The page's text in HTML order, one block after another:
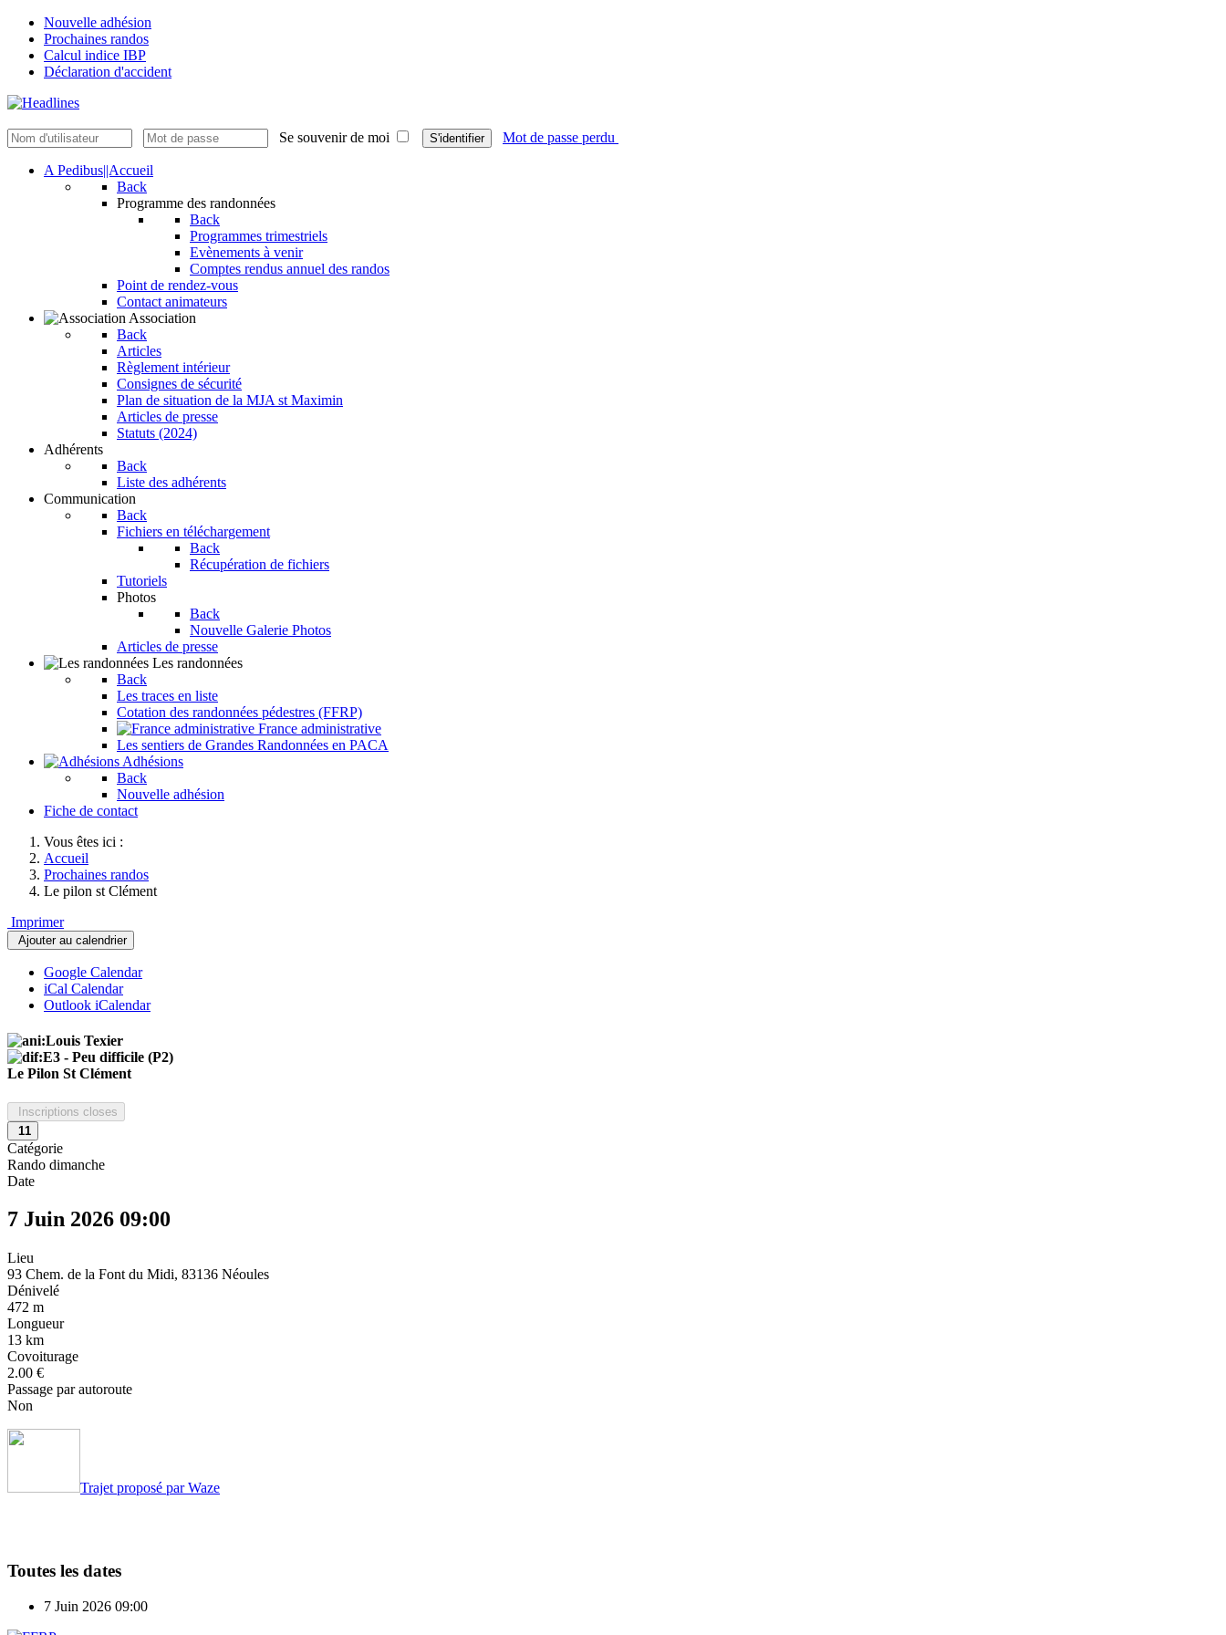
Nouvelle adhésion
Prochaines randos
Calcul indice IBP
Déclaration d'accident
Se souvenir de moi S'identifier Mot de passe perdu
A Pedibus||Accueil
Back
Programme des randonnées
Back
Programmes trimestriels
Evènements à venir
Comptes rendus annuel des randos
Point de rendez-vous
Contact animateurs
Association
Back
Articles
Règlement intérieur
Consignes de sécurité
Plan de situation de la MJA st Maximin
Articles de presse
Statuts (2024)
Adhérents
Back
Liste des adhérents
Communication
Back
Fichiers en téléchargement
Back
Récupération de fichiers
Tutoriels
Photos
Back
Nouvelle Galerie Photos
Articles de presse
Les randonnées
Back
Les traces en liste
Cotation des randonnées pédestres (FFRP)
France administrative
Les sentiers de Grandes Randonnées en PACA
Adhésions
Back
Nouvelle adhésion
Fiche de contact
Vous êtes ici :
Accueil
Prochaines randos
Le pilon st Clément
Imprimer
Ajouter au calendrier
Google Calendar
iCal Calendar
Outlook iCalendar
Le Pilon St Clément
Inscriptions closes
11
Catégorie
Rando dimanche
Date
7 Juin 2026 09:00
Lieu
93 Chem. de la Font du Midi, 83136 Néoules
Dénivelé
472 m
Longueur
13 km
Covoiturage
2.00 €
Passage par autoroute
Non
Trajet proposé par Waze
Toutes les dates
7 Juin 2026 09:00